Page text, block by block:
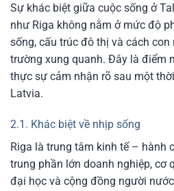
Sự khác biệt giữa cuộc sống ở
như Riga không nằm ở mức độ
sống, cấu trúc đô thị và cách
trường xung quanh. Đây là điểm
thực sự cảm nhận rõ sau một
Latvia.
2.1. Khác biệt về nhịp sống
Riga là trung tâm kinh tế – hành
trung phần lớn doanh nghiệp, cơ
đại học và cộng đồng người